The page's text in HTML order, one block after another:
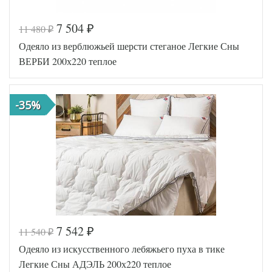
Код товара
Артикул
AL4607048003
Длина
Сезонность
Теплое
Наполнитель
Лебяжий пух
искусственный
Сатин люкс
Производитель
АльВиТек
(Россия)
Код товара
517-587
Артикул
AGD-200(3
0)02-ВШ
11 480₽ 7 504 ₽
Одеяло из верблюжьей шерсти стеганое Легкие Сны
ВЕРБИ 200х220 теплое
-35%
11 540₽ 7 542 ₽
Одеяло из искусственного лебяжьего пуха в тике
Легкие Сны АДЭЛЬ 200х220 теплое